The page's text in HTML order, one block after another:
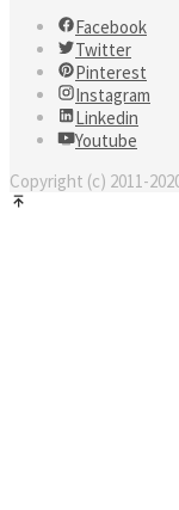
Facebook
Twitter
Pinterest
Instagram
Linkedin
Youtube
Copyright (c) 2011-